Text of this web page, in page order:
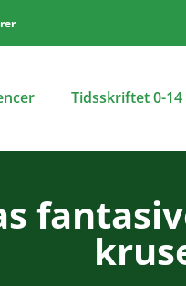
Tidsskriftet 0-14